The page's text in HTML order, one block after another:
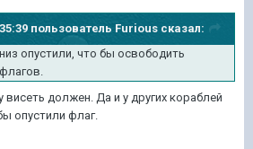
пользователь Furious сказал:
опустили, что бы освободить
должен. Да и у других кораблей
опустили флаг.